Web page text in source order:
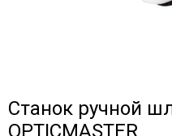
Станок ручной
OPTICMASTER